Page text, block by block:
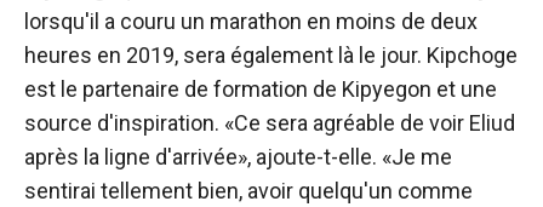
lorsqu'il a couru un marathon en moins de deux
heures en 2019, sera également là le jour. Kipchoge
est le partenaire de formation de Kipyegon et une
source d'inspiration. «Ce sera agréable de voir Eliud
après la ligne d'arrivée», ajoute-t-elle. «Je me
sentirai tellement bien, avoir quelqu'un comme